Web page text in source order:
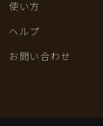
使い方
ヘルプ
お問い合わせ